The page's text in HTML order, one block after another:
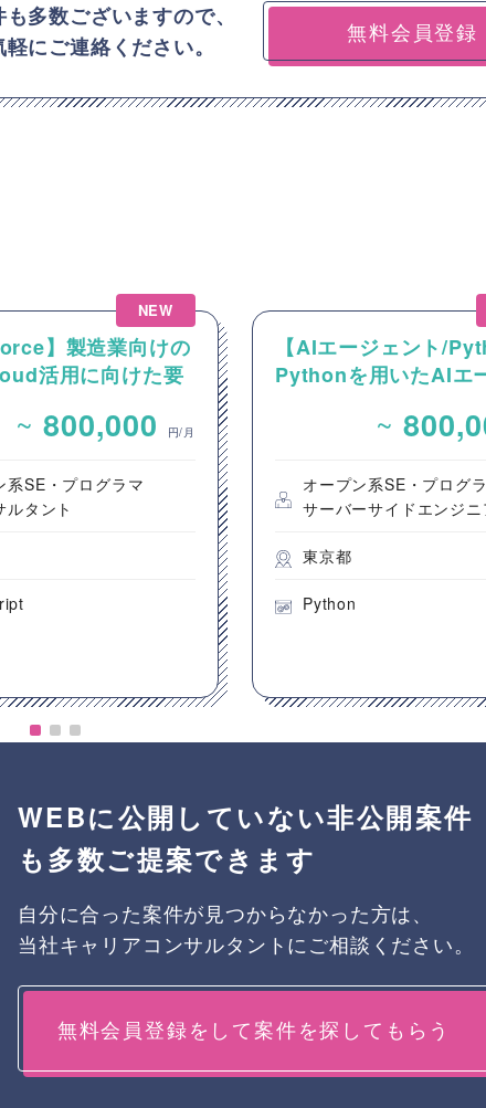
多数ございますので、
にご連絡ください。
無料会員登録
NEW
】製造業向けの
活用に向けた要
~ 800,000 円/月
系SE・プログラマ
ルタント
【AIエージェント/
Pythonを用いたAIエ
~
オープン系SE・プログ
サーバーサイドエンジニ
東京都
Python
WEBに公開していない非公開案件
も多数ご提案できます
自分に合った案件が見つからなかった方は、
当社キャリアコンサルタントにご相談ください。
無料会員登録をして案件を探してもらう